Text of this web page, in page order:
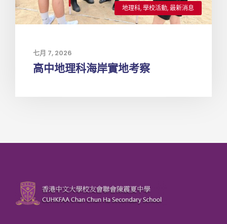
地理科,學校活動,最新消息
七月 7, 2026
高中地理科海岸實地考察